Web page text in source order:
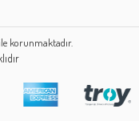
korunmaktadır.